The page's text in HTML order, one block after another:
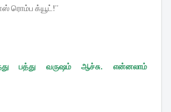
ரொம்ப க்யூட்!''
பத்து வருஷம் ஆச்சு. என்னலாம்